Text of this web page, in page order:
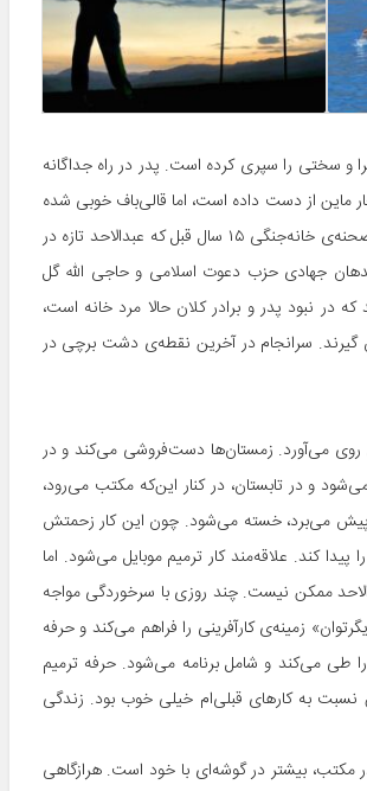
تا این‌جا، زندگی پرماجرا و سختی را سپری کرده است. پدر در راه جداگانه
ماین از دست داده است، اما قالی‌باف خوبی شده
است و مکتب را هم تا صنف نهم خوانده است. در همین زمان، آوارگی دوباره از راه می‌رسد. همان صحنه‌ی خانه‌جنگی ۱۵ سال قبل که عبدالاحد تازه در
جهادی حزب دعوت اسلامی و حاجی الله گل
در نبود پدر و برادر کلان حالا مرد خانه است،
گیرند. سرانجام در آخرین نقطه‌ی دشت برچی در
روی می‌آورد. زمستان‌ها دست‌فروشی می‌کند و در
و در تابستان، در کنار این‌که مکتب می‌رود،
می‌برد، خسته می‌شود. چون این کار زحمتش
کند. علاقه‌مند کار ترمیم موبایل می‌شود. اما
ممکن نیست. چند روزی با سرخوردگی مواجه
زمینه‌ی کارآفرینی را فراهم می‌کند و حرفه
طی می‌کند و شامل برنامه می‌شود. حرفه ترمیم
نسبت به کارهای قبلی‌ام خیلی خوب بود. زندگی
بیشتر در گوشه‌ای با خود است. هرازگاهی